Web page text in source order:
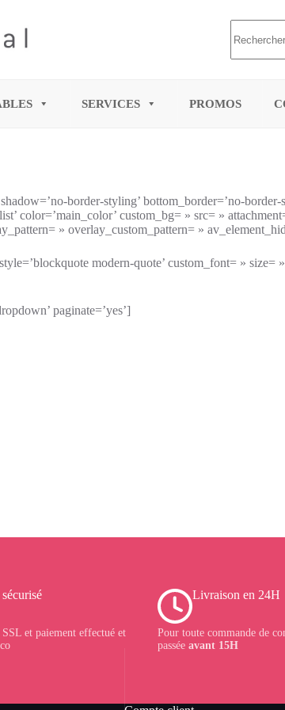
SERVICES PROMOS
border-styling’ bottom_border=’no-
custom_bg= » src= »
» overlay_custom_pattern= »
modern-quote’ custom_font= »
paginate=’yes’]
SSL et paiement effectué et
Livraison en 24H
Pour toute commande de
passée avant 15H